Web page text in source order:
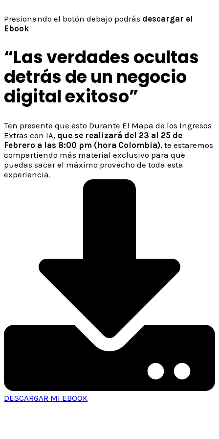
Presionando el botón debajo podrás descargar el
Ebook
“Las verdades ocultas
detrás de un negocio
digital exitoso”
Ten presente que esto Durante El Mapa de los Ingresos
Extras con IA, que se realizará del 23 al 25 de
Febrero a las 8:00 pm (hora Colombia), te estaremos
compartiendo más material exclusivo para que
puedas sacar el máximo provecho de toda esta
experiencia.
DESCARGAR MI EBOOK